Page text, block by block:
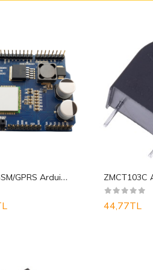
SIM800C GSM/GPRS Arduino Uno Shield ZMCT103C
44,77TL